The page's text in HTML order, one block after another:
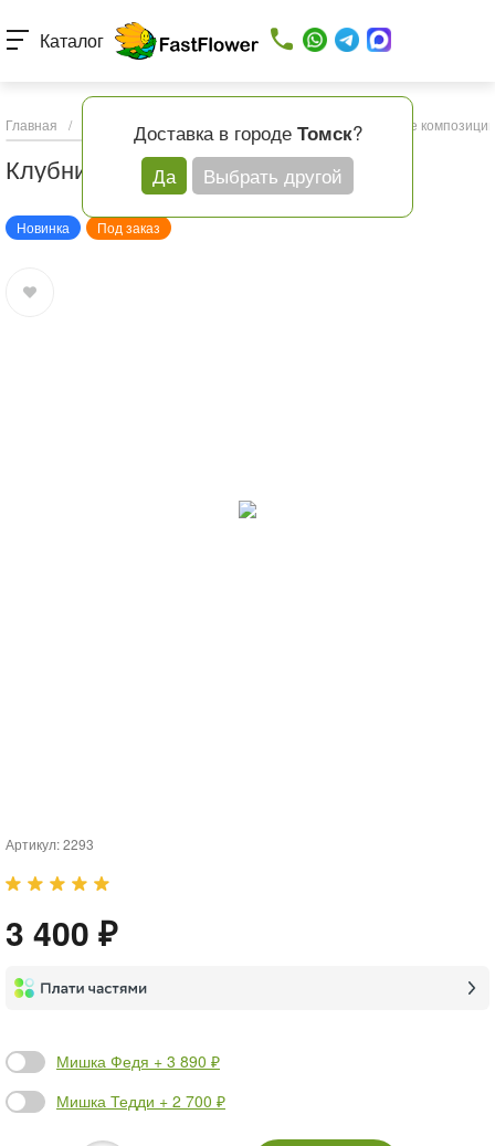
Доставка в городе Томск?
Да
Выбрать другой
Каталог
Главная / Каталог товаров Подарки и шары Съедобные композиции
Клубника в шоколаде
Новинка Под заказ
Артикул:2293
3 400 ₽
Мишка Федя + 3 890 ₽
Мишка Тедди + 2 700 ₽